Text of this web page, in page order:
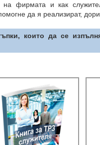
на фирмата и как
да я реализират,
които да се